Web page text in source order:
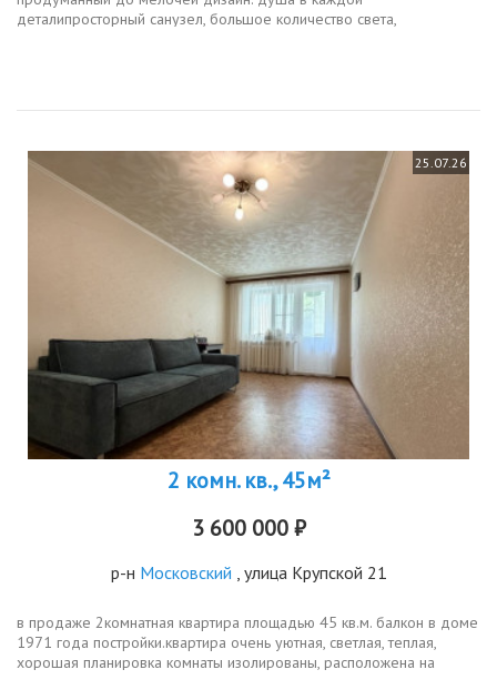
деталипросторный санузел, большое количество света,
25.07.26
2 комн. кв., 45м²
3 600 000 ₽
р-н Московский , улица Крупской 21
в продаже 2комнатная квартира площадью 45 кв.м. балкон в доме
1971 года постройки.квартира очень уютная, светлая, теплая,
хорошая планировка комнаты изолированы, расположена на